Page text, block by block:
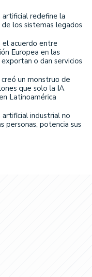
artificial redefine la
de los sistemas legados
el acuerdo entre
Europea en las
o dan servicios
un monstruo de
que solo la IA
Latinoamérica
industrial no
personas, potencia sus